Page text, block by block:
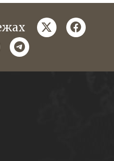
twitter
telegram